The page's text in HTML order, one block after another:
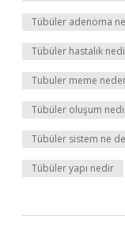
Tübüler adenoma
Tübüler hastalık
Tubuler meme
Tübüler oluşum
Tübüler sistem ne
Tübüler yapı nedir